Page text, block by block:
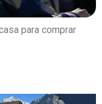
para comprar